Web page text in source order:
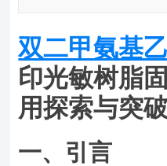
双二甲氨基
印光敏树脂
用探索与突破
一、引言